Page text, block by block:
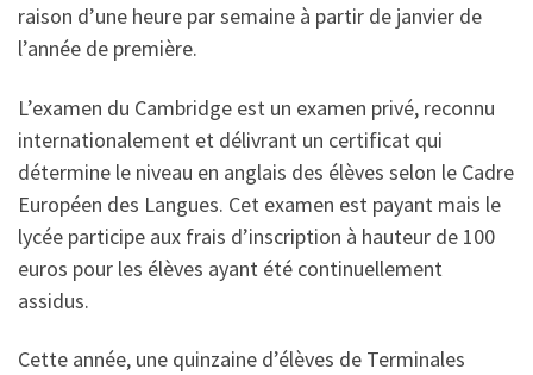
raison d’une heure par semaine à partir de janvier de
l’année de première.
L’examen du Cambridge est un examen privé, reconnu
internationalement et délivrant un certificat qui
détermine le niveau en anglais des élèves selon le Cadre
Européen des Langues. Cet examen est payant mais le
lycée participe aux frais d’inscription à hauteur de 100
euros pour les élèves ayant été continuellement
assidus.
Cette année, une quinzaine d’élèves de Terminales